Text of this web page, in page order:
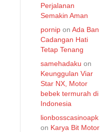
Perjalanan
Semakin Aman
pornip on Ada Ban
Cadangan Hati
Tetap Tenang
samehadaku on
Keunggulan Viar
Star NX, Motor
bebek termurah di
Indonesia
lionbosscasinoapk
on Karya Bit Motor